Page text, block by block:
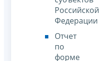
Российской
Федерации
Отчет
по
форме